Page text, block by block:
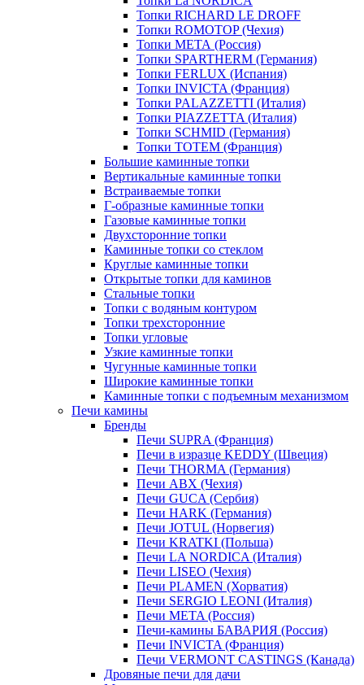
Топки RICHARD LE DROFF
Топки ROMOTOP (Чехия)
Топки МЕТА (Россия)
Топки SPARTHERM (Германия)
Топки FERLUX (Испания)
Топки INVICTA (Франция)
Топки PALAZZETTI (Италия)
Топки PIAZZETTA (Италия)
Топки SCHMID (Германия)
Топки TOTEM (Франция)
Большие каминные топки
Вертикальные каминные топки
Встраиваемые топки
Г-образные каминные топки
Газовые каминные топки
Двухсторонние топки
Каминные топки со стеклом
Круглые каминные топки
Открытые топки для каминов
Стальные топки
Топки с водяным контуром
Топки трехсторонние
Топки угловые
Узкие каминные топки
Чугунные каминные топки
Широкие каминные топки
Каминные топки с подъемным механизмом
Печи камины
Бренды
Печи SUPRA (Франция)
Печи в изразце KEDDY (Швеция)
Печи THORMA (Германия)
Печи ABX (Чехия)
Печи GUCA (Сербия)
Печи HARK (Германия)
Печи JOTUL (Норвегия)
Печи KRATKI (Польша)
Печи LA NORDICA (Италия)
Печи LISEO (Чехия)
Печи PLAMEN (Хорватия)
Печи SERGIO LEONI (Италия)
Печи META (Россия)
Печи-камины БАВАРИЯ (Россия)
Печи INVICTA (Франция)
Печи VERMONT CASTINGS (Канада)
Дровяные печи для дачи